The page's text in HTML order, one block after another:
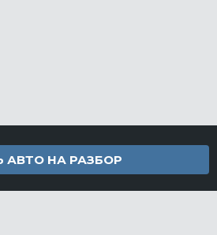
АВТО НА РАЗБОР